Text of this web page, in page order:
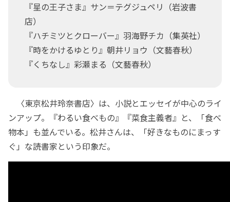
『星の王子さま』サン＝テグジュペリ（岩波書
店）
『ハチミツとクローバー』羽海野チカ（集英社）
『時をかけるゆとり』朝井リョウ（文藝春秋）
『くちなし』彩瀬まる（文藝春秋）
〈東京松井玲奈書店〉は、小説とエッセイが中心のライ
ンアップ。『わるい食べもの』『菜食主義者』と、「食べ
物本」も並んでいる。松井さんは、「好きなものにまっす
ぐ」な読書家という印象だ。